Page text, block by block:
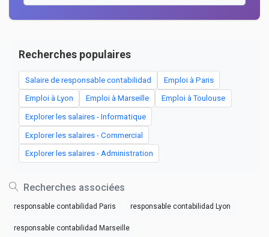
Recherches populaires
Salaire de responsable contabilidad Emploi à Paris
Emploi à Lyon Emploi à Marseille Emploi à Toulouse
Explorer les salaires - Informatique
Explorer les salaires - Commercial
Explorer les salaires - Administration
Recherches associées
responsable contabilidad Paris responsable contabilidad Lyon
responsable contabilidad Marseille